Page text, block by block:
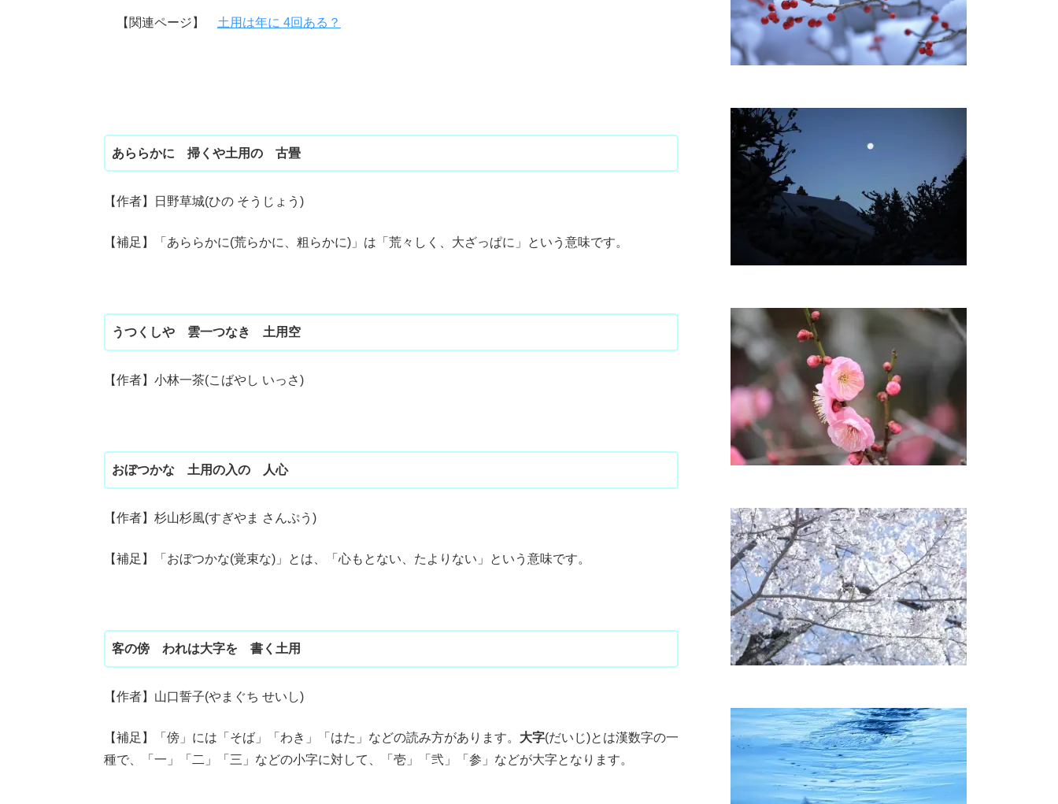
【関連ページ】 土用は年に 4回ある？
あららかに 掃くや土用の 古畳
【作者】日野草城(ひの そうじょう)
【補足】「あららかに(荒らかに、粗らかに)」は「荒々しく、大ざっぱに」という意味です。
うつくしや 雲一つなき 土用空
【作者】小林一茶(こばやし いっさ)
おぼつかな 土用の入の 人心
【作者】杉山杉風(すぎやま さんぷう)
【補足】「おぼつかな(覚束な)」とは、「心もとない、たよりない」という意味です。
客の傍 われは大字を 書く土用
【作者】山口誓子(やまぐち せいし)
【補足】「傍」には「そば」「わき」「はた」などの読み方があります。 大字(だいじ)とは漢数字の一
種で、「一」「二」「三」などの小字に対して、「壱」「弐」「参」などが大字となります。